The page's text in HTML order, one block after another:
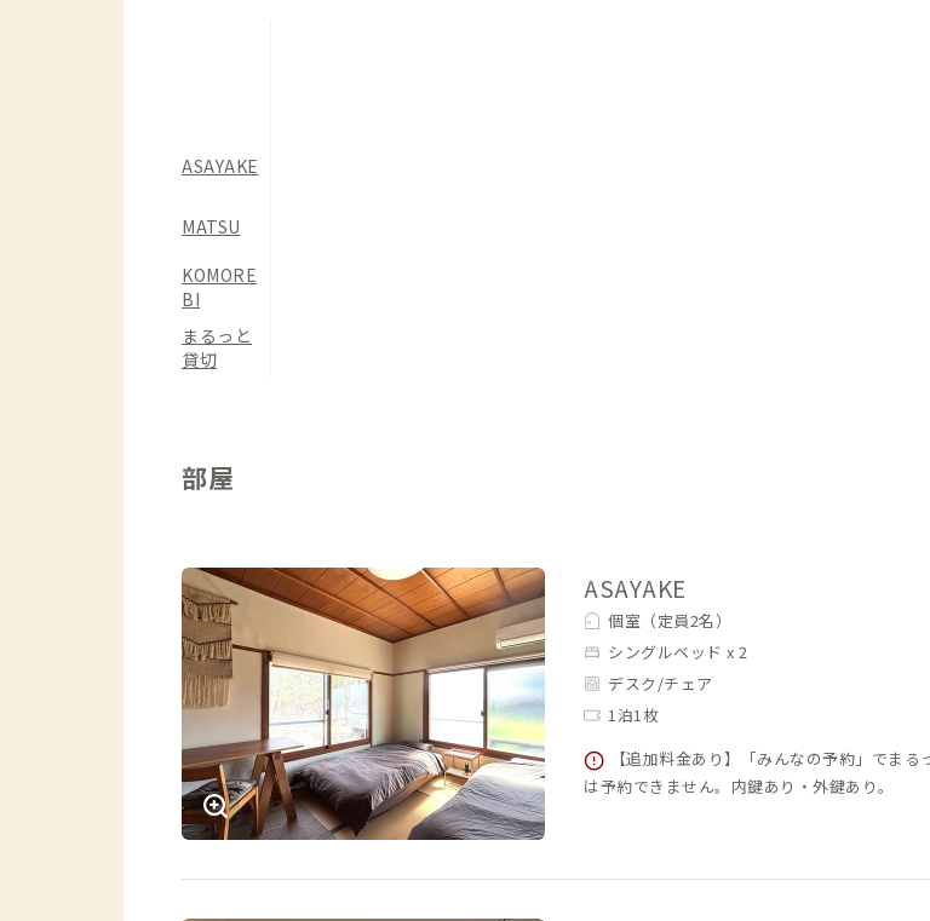
ASAYAKE
MATSU
KOMORE
BI
まるっと
貸切
部屋
ASAYAKE
個室（定員2名）
シングルベッド x 2
デスク/チェア
1泊1枚
【追加料金あり】「みんなの予約」でま
は予約できません。内鍵あり・外鍵あり。